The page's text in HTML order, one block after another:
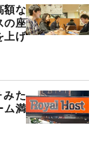
額な
の座
上げ
た
ム満